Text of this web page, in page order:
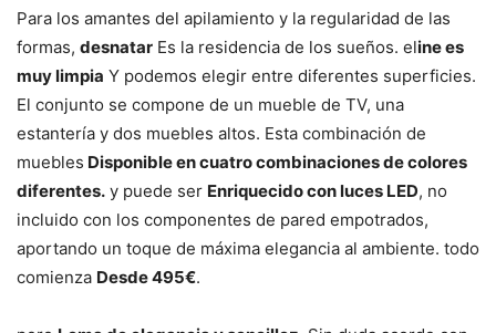
Para los amantes del apilamiento y la regularidad de las
formas, desnatar Es la residencia de los sueños. eline es
muy limpia Y podemos elegir entre diferentes superficies.
El conjunto se compone de un mueble de TV, una
estantería y dos muebles altos. Esta combinación de
muebles Disponible en cuatro combinaciones de colores
diferentes. y puede ser Enriquecido con luces LED, no
incluido con los componentes de pared empotrados,
aportando un toque de máxima elegancia al ambiente. todo
comienza Desde 495€.